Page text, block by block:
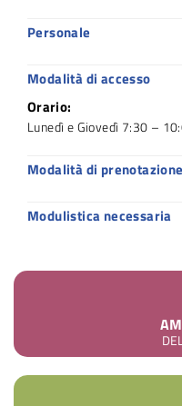
Personale
Modalità di accesso
Orario:
Lunedì e Giovedì 7:30 –
Modalità di prenotazione
Modulistica necessaria